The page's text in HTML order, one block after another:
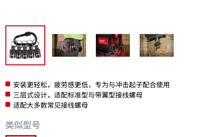
安装更轻松，疲劳感更低，专为与冲击起子配合使用
三层式设计，适配标准型与带翼型接线螺母
适配大多数常见接线螺母
类似型号